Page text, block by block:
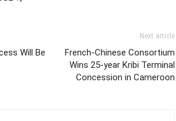
Will Be
Next article
French-Chinese Consortium
Wins 25-year Kribi Terminal
Concession in Cameroon